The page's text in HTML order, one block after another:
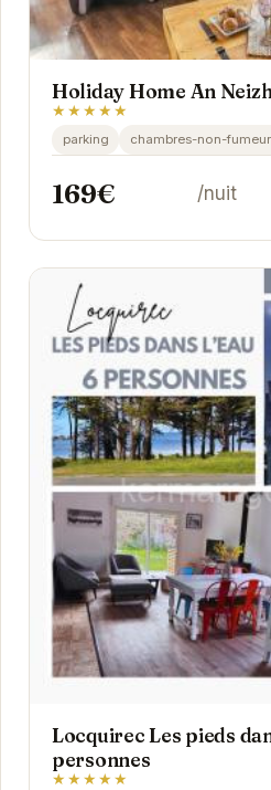
Holiday Home An
★★★★★
parking chambres-non-
169€ /nuit
Locquirec Les pieds
personnes
★★★★★